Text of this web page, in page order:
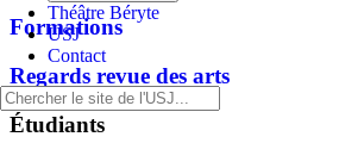
Théâtre Béryte
USJ
Contact
Formations
Regards revue des arts
Étudiants